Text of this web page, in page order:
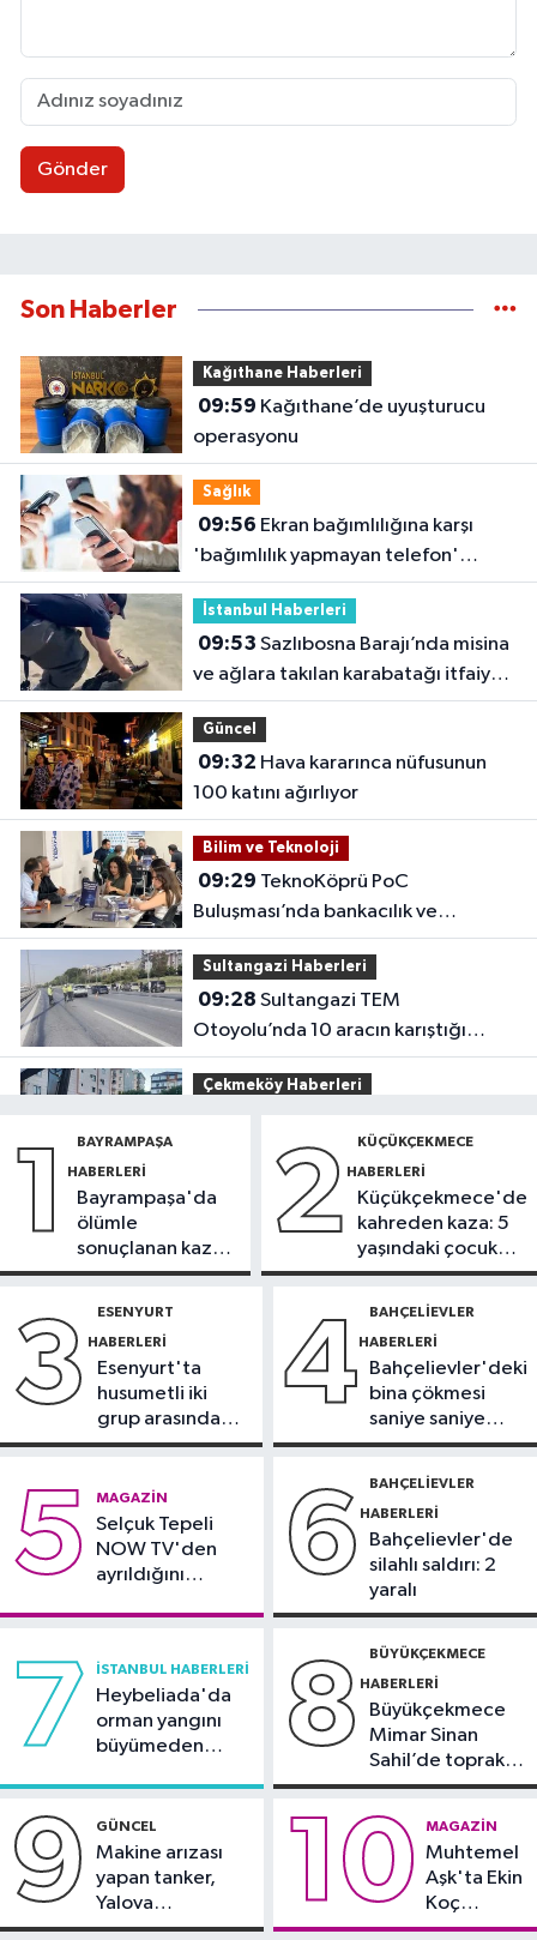
Gönder
Son Haberler
Kağıthane Haberleri
09:59
operasyonu
Sağlık
09:56
'bağımlılık yapmayan telefon'
tavsiyesi
İstanbul Haberleri
09:53
ve ağlara takılan karabatağı itfaiye
kurtardı
Güncel
09:32
100 katını ağırlıyor
Bilim ve Teknoloji
09:29
Buluşması’nda bankacılık ve
teknoloji girişimleri bir araya geldi
Sultangazi Haberleri
09:28
Otoyolu’nda 10 aracın karıştığı
zincirleme kaza
Çekmeköy Haberleri
yanındaki 5 katlı bina boşaltıldı
İstanbul Haberleri
halindeki 3 araca çarptı: 2 yaralı
İstanbul Haberleri
yok ama sorular müfredata uygun
hale gelecek'
1 BAYRAMPAŞA
HABERLERI
Bayrampaşa'da
ölümle
sonuçlanan kaza:
Sürücü
2 KÜÇÜKÇEKMECE
HABERLERI
Küçükçekmece'de
kahreden kaza: 5
yaşındaki çocuk
yoğun bakımda
3 ESENYURT
HABERLERI
Esenyurt'ta
husumetli iki
grup arasında
silahlı kavga
4 BAHÇELIEVLER
HABERLERI
Bahçelievler'deki
bina çökmesi
saniye saniye
görüntülendi
5 MAGAZIN
Selçuk Tepeli
NOW TV'den
ayrıldığını
6 BAHÇELIEVLER
HABERLERI
Bahçelievler'de
silahlı saldırı: 2
yaralı
7 İSTANBUL HABERLERI
Heybeliada'da
orman yangını
büyümeden
8 BÜYÜKÇEKMECE
HABERLERI
Büyükçekmece
Mimar Sinan
Sahil’de toprak
kayması
9 GÜNCEL
Makine arızası
yapan tanker,
Yalova
Demirleme
10 MAGAZIN
Muhtemel
Aşk'ta Ekin
Koç
damgası